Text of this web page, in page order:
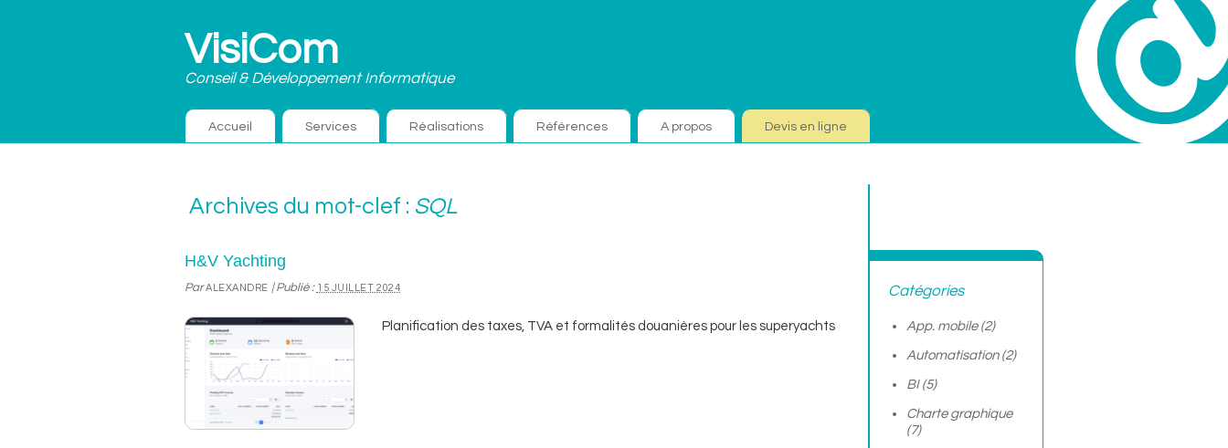
VisiCom
Conseil & Développement Informatique
Accueil Services Réalisations Références A propos Devis en ligne
Archives du mot-clef : SQL
H&V Yachting
ParALEXANDRE |Publié : 15 JUILLET 2024
Planification des taxes, TVA et formalités douanières pour les superyachts
Catégories
App. mobile(2)
Automatisation(2)
BI(5)
Charte graphique
(7)